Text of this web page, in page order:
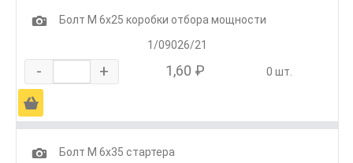
1
Болт М 6х25 коробки отбора мощности
1/09026/21
- + 1,60 ₽ 0 шт.
Ä
1
Болт М 6х35 стартера